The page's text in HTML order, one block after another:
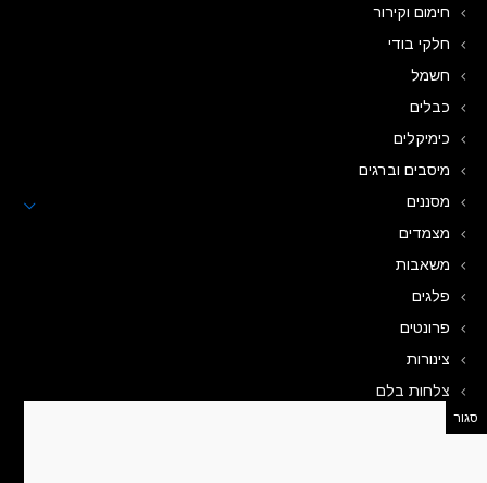
חימום וקירור
חלקי בודי
חשמל
כבלים
כימיקלים
מיסבים וברגים
מסננים
מצמדים
משאבות
פלגים
פרונטים
צינורות
צלחות בלם